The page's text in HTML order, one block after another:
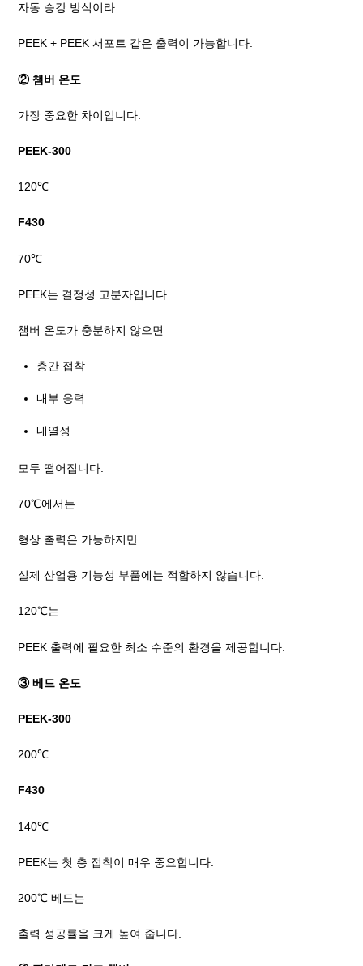
자동 승강 방식이라
PEEK + PEEK 서포트 같은 출력이 가능합니다.
② 챔버 온도
가장 중요한 차이입니다.
PEEK-300
120℃
F430
70℃
PEEK는 결정성 고분자입니다.
챔버 온도가 충분하지 않으면
층간 접착
내부 응력
내열성
모두 떨어집니다.
70℃에서는
형상 출력은 가능하지만
실제 산업용 기능성 부품에는 적합하지 않습니다.
120℃는
PEEK 출력에 필요한 최소 수준의 환경을 제공합니다.
③ 베드 온도
PEEK-300
200℃
F430
140℃
PEEK는 첫 층 접착이 매우 중요합니다.
200℃ 베드는
출력 성공률을 크게 높여 줍니다.